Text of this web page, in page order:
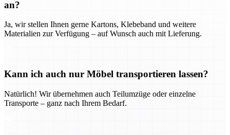
an?
Ja, wir stellen Ihnen gerne Kartons, Klebeband und weitere
Materialien zur Verfügung – auf Wunsch auch mit Lieferung.
Kann ich auch nur Möbel transportieren lassen?
Natürlich! Wir übernehmen auch Teilumzüge oder einzelne
Transporte – ganz nach Ihrem Bedarf.